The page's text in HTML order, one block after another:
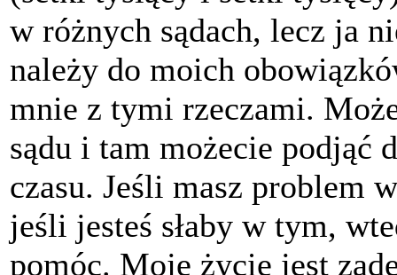
w różnych sądach, lecz ja
należy do moich
mnie z tymi rzeczami.
sądu i tam możecie podjąć
czasu. Jeśli masz problem
jeśli jesteś słaby w tym,
pomóc. Moje życie jest